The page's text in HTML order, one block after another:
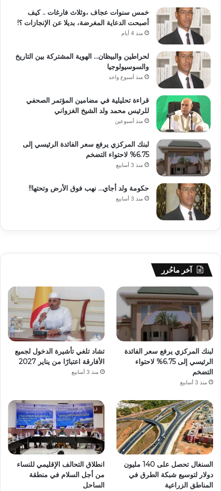
خمس سنوات عجاف ،وثلاث فارغات .. كيف
أصبحت الدعاية المغرضة، بديلا عن الإنجازات ؟!
منذ 4 أيام
لحراطين والبيظان… الهوية المشتركة بين التاريخ
والسوسيولوجيا
منذ أسبوع واحد
قراءة تحليلية في مضامين المؤتمر الصحفي
للرئيس محمد ولد الشيخ الغزواني
منذ أسبوعين
لبنك المركزي يرفع سعر الفائدة الرئيسي إلى
6.75% لاحتواء التضخم
منذ 3 أسابيع
حكومة ولد أجاي… نهب فوق الأرض وتحتها!!
منذ 3 أسابيع
آخر ماحُرر
لبنك المركزي يرفع سعر الفائدة
الرئيسي إلى 6.75% لاحتواء
التضخم
منذ 3 أسابيع
تشاد تلغي تأشيرة الدخول لجميع
الأفارقة اعتبارًا من يناير 2027
منذ 3 أسابيع
السنغال تحصل على 140 مليون
دولار لتوسيع شبكة الطرق في
المناطق الزراعية
انطلاق التحالف الإقليمي للنساء
من أجل السلام في منطقة
الساحل